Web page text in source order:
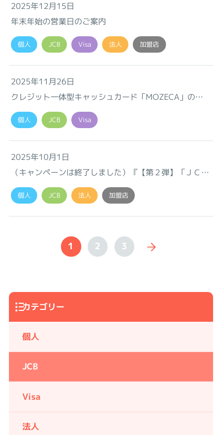
2025年12月15日
年末年始の営業日のご案内
個人 JCB Visa 法人 加盟店
2025年11月26日
クレジット一体型キャッシュカード「MOZECA」の新
規申込受付 および「MOZECAパートナー」サービスの
終了について
個人 JCB Visa
2025年10月1日
（キャンペーンは終了しました）『【第２弾】「ＪＣＢ
クレ カード Ｓ」リリース記念キャンペーン』のお知ら
せ♪
個人 JCB 法人 加盟店
1 2 3
カテゴリー
個人
JCB
Visa
法人